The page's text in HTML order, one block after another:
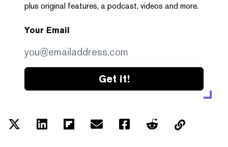
plus original features, a podcast, videos and more.
Your Email
Get it!